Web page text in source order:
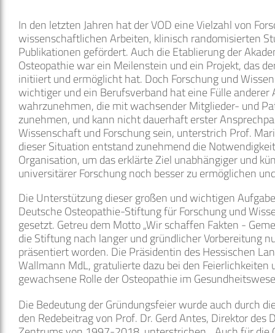
In den letzten Jahren hat der VOD eine Vielzahl von
wissenschaftlichen Arbeiten, klinisch randomisierten
Publikationen gefördert. Auch die Etablierung der
Osteopathie war ein Meilenstein und ein Projekt, das
initiiert und ermöglicht hat. Doch Forschung und
wichtiger und ein Berufsverband hat eine Fülle anderer
wahrzunehmen, die mit wachsender Mitglieder- und
zunehmen, und kann nicht dauerhaft erster
Wissenschaft und Forschung sein, unterstrich Prof.
dieser Situation entstand zunehmend die
Organisation, um das erklärte Ziel unabhängiger und
universitärer Forschung noch besser zu ermöglichen
Die Unterstützung dieser großen und wichtigen
Deutsche Osteopathie-Stiftung für Forschung und
gesetzt. Getreu dem Motto „Wir schaffen Fakten -
die Stiftung nach langer und gründlicher Vorbereitung
präsentiert worden. Die Präsidentin des Hessischen
Wallmann MdL, gratulierte dazu bei den
gewachsene Rolle der Osteopathie im
Die Bedeutung der Gründungsfeier wurde auch durch
den Redebeitrag von Prof. Dr. Gerd Antes, Direktor des